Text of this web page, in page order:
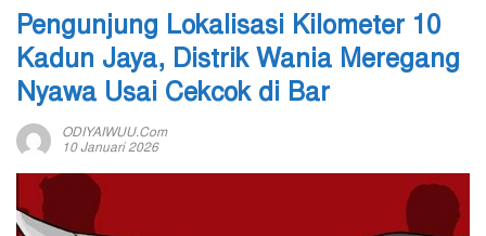
Pengunjung Lokalisasi Kilometer 10
Kadun Jaya, Distrik Wania Meregang
Nyawa Usai Cekcok di Bar
ODIYAIWUU.com
10 Januari 2026